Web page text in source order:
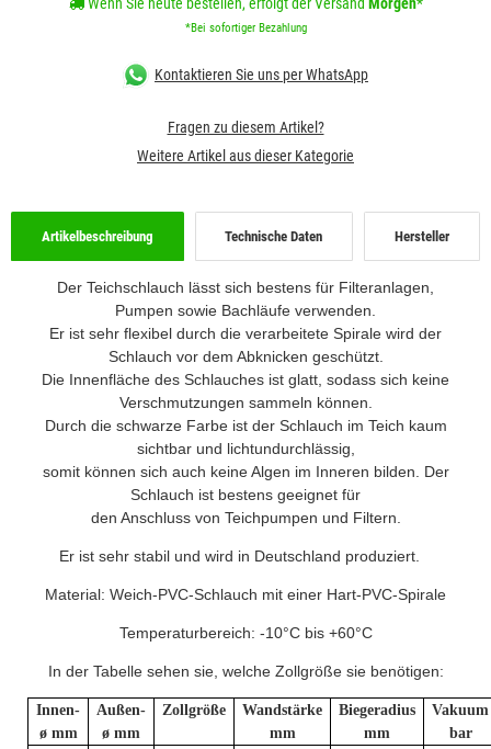
*Bei sofortiger Bezahlung
Kontaktieren Sie uns per WhatsApp
Fragen zu diesem Artikel?
Weitere Artikel aus dieser Kategorie
Artikelbeschreibung Technische Daten Hersteller
Der Teichschlauch lässt sich bestens für Filteranlagen,
Pumpen sowie Bachläufe verwenden.
Er ist sehr flexibel durch die verarbeitete Spirale wird der
Schlauch vor dem Abknicken geschützt.
Die Innenfläche des Schlauches ist glatt, sodass sich keine
Verschmutzungen sammeln können.
Durch die schwarze Farbe ist der Schlauch im Teich kaum
sichtbar und lichtundurchlässig,
somit können sich auch keine Algen im Inneren bilden. Der
Schlauch ist bestens geeignet für
den Anschluss von Teichpumpen und Filtern.
Er ist sehr stabil und wird in Deutschland produziert.
Material: Weich-PVC-Schlauch mit einer Hart-PVC-Spirale
Temperaturbereich: -10°C bis +60°C
In der Tabelle sehen sie, welche Zollgröße sie benötigen:
Innen-
ø mm
Außen-
ø mm
Zollgröße
Wandstärke
mm
Biegeradius
mm
Vakuum
bar